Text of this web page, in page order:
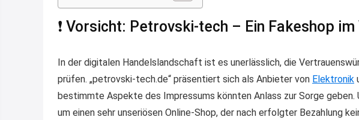
❗ Vorsicht: Petrovski-tech – Ein Fakeshop
In der digitalen Handelslandschaft ist es unerlässlich, die
prüfen. „petrovski-tech.de“ präsentiert sich als Anbieter von Elektronik
bestimmte Aspekte des Impressums könnten Anlass zur Sorge geben.
um einen sehr unseriösen Online-Shop, der nach erfolgter Bezahlung